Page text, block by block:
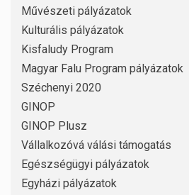
Művészeti pályázatok
Kulturális pályázatok
Kisfaludy Program
Magyar Falu Program pályázatok
Széchenyi 2020
GINOP
GINOP Plusz
Vállalkozóvá válási támogatás
Egészségügyi pályázatok
Egyházi pályázatok